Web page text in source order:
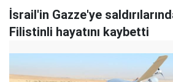
İsrail'in Gazze'ye
Filistinli hayatını kaybetti